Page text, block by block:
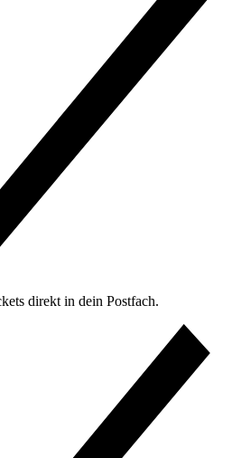
direkt in dein Postfach.